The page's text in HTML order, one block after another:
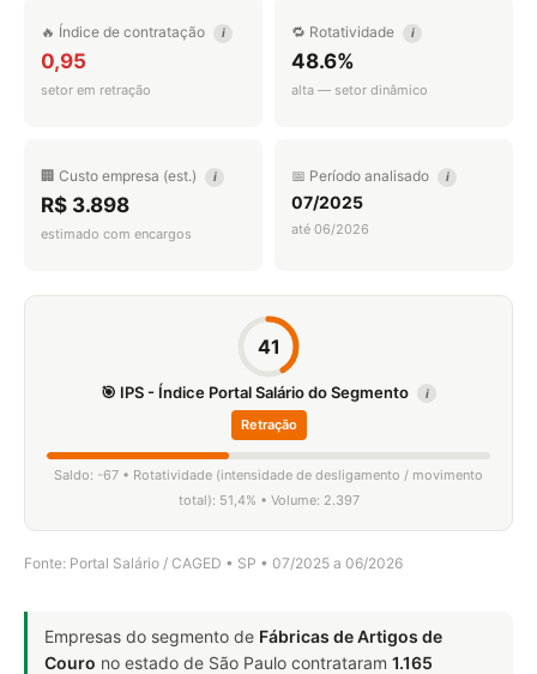
🔥 Índice de contratação i
0,95
setor em retração
🔁 Rotatividade i
48.6%
alta — setor dinâmico
🏢 Custo empresa (est.) i
R$ 3.898
estimado com encargos
📅 Período analisado i
07/2025
até 06/2026
41
🎯 IPS - Índice Portal Salário do Segmento i
Retração
Saldo: -67 • Rotatividade (intensidade de desligamento / movimento
total): 51,4% • Volume: 2.397
Fonte: Portal Salário / CAGED • SP • 07/2025 a 06/2026
Empresas do segmento de Fábricas de Artigos de
Couro no estado de São Paulo contrataram 1.165